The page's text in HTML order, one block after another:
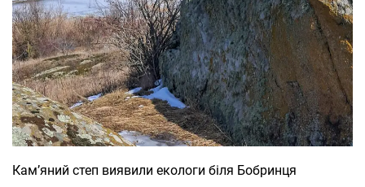
Кам’яний степ виявили екологи біля Бобринця